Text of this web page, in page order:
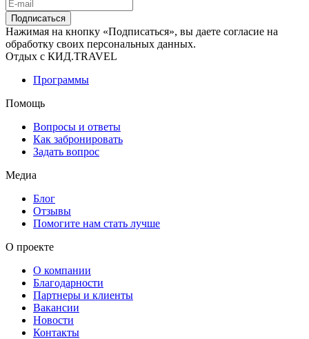
Подписаться
Нажимая на кнопку «Подписаться», вы даете согласие на
обработку своих персональных данных.
Отдых с КИД.TRAVEL
Программы
Помощь
Вопросы и ответы
Как забронировать
Задать вопрос
Медиа
Блог
Отзывы
Помогите нам стать лучше
О проекте
О компании
Благодарности
Партнеры и клиенты
Вакансии
Новости
Контакты